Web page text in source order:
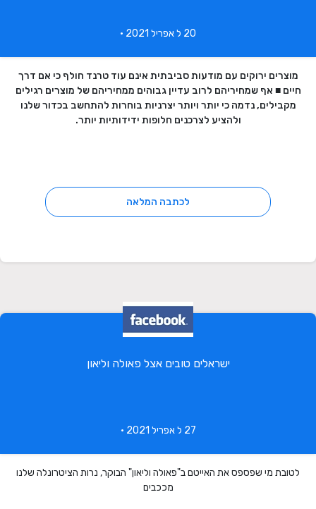
20 ל אפריל 2021 •
מוצרים ירוקים עם מודעות סביבתית אינם עוד טרנד חולף כי אם דרך
חיים■אף שמחיריהם לרוב עדיין גבוהים ממחיריהם של מוצרים רגילים
מקבילים, נדמה כי יותר ויותר יצרניות בוחרות להתחשב בכדור שלנו
ולהציע לצרכנים חלופות ידידותיות יותר.
לכתבה המלאה
ישראלים טובים אצל פאולה וליאון
27 ל אפריל 2021 •
לטובת מי שפספס את האייטם ב"פאולה וליאון" הבוקר, נרות הציטרונלה שלנו
מככבים